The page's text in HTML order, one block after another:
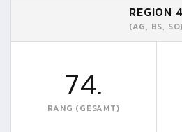
REGION 4
(AG, BS, SO)
74.
RANG (GESAMT)